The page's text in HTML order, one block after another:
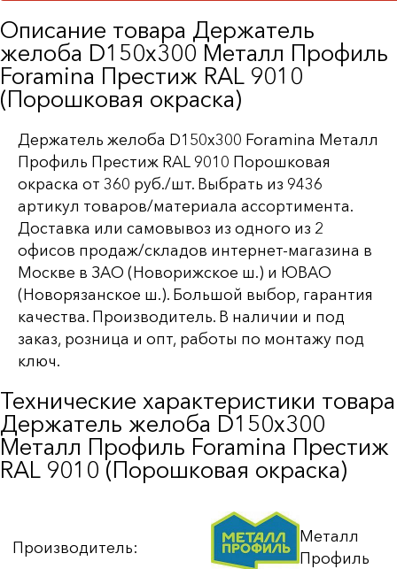
Описание товара Держатель
желоба D150х300 Металл Профиль
Foramina Престиж RAL 9010
(Порошковая окраска)
Держатель желоба D150х300 Foramina Металл
Профиль Престиж RAL 9010 Порошковая
окраска от 360 руб./шт. Выбрать из 9436
артикул товаров/материала ассортимента.
Доставка или самовывоз из одного из 2
офисов продаж/складов интернет-магазина в
Москве в ЗАО (Новорижское ш.) и ЮВАО
(Новорязанское ш.). Большой выбор, гарантия
качества. Производитель. В наличии и под
заказ, розница и опт, работы по монтажу под
ключ.
Технические характеристики товара
Держатель желоба D150х300
Металл Профиль Foramina Престиж
RAL 9010 (Порошковая окраска)
Производитель:
Металл
Профиль